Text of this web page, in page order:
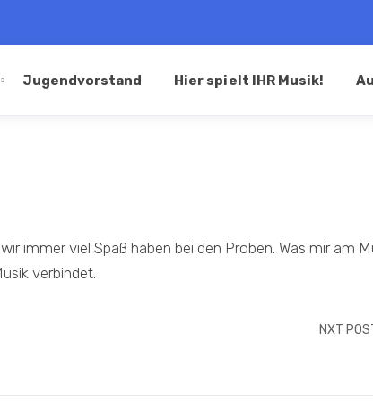
Jugendvorstand Hier spielt IHR Musik!
immer viel Spaß haben bei den Proben. Was mir am
verbindet.
NXT